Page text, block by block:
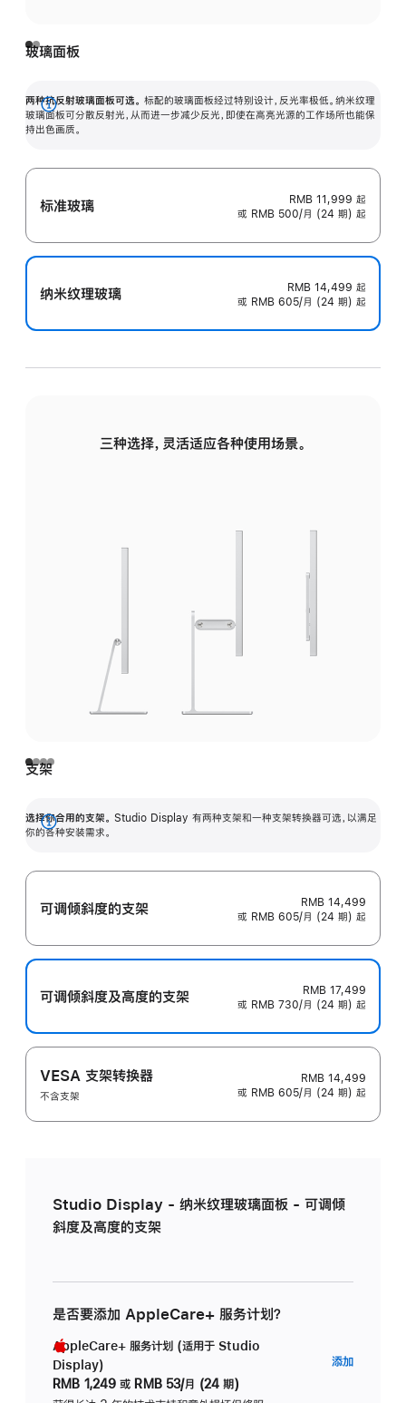
玻璃面板
两种抗反射玻璃面板可选。 标配的玻璃面板经过特别设计，反光率极低。纳米纹理
玻璃面板可分散反射光，从而进一步减少反光，即使在高亮光源的工作场所也能保
持出色画质。
展
开
标准玻璃 RMB 11,999 起
或 RMB 500/月 (24 期) 起
纳米纹理玻璃 RMB 14,499 起
或 RMB 605/月 (24 期) 起
三种选择，灵活适应各种使用场景。
支架
选择你合用的支架。 Studio Display 有两种支架和一种支架转换器可选，以满足
你的各种安装需求。
展
可调倾斜度的支架
RMB 14,499
或 RMB 605/月 (24 期) 起
可调倾斜度及高‍度的支‍架
RMB 17,499
或 RMB 730/月 (24 期) 起
VESA 支架转换器
不含支架
RMB 14,499
或 RMB 605/月 (24 期) 起
Studio Display - 纳米纹理玻璃面板 - 可调倾
斜度及高度的支架
是否要添加 AppleCare+ 服务计划？
AppleCare+ 服务计划 (适用于 Studio
Display)
RMB 1,249 或 RMB 53/月 (24 期)
添加